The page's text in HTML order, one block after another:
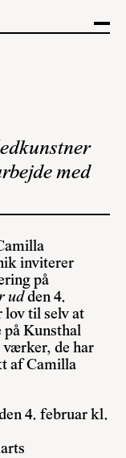
med
inviterer
på
udden 4.
lov til selv at
Kunsthal
de har
af Camilla
4. februar kl.